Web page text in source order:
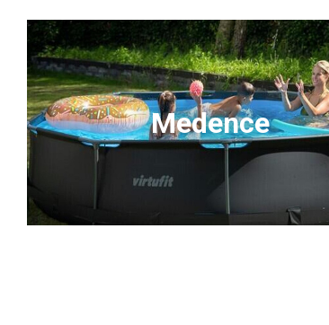
Medence